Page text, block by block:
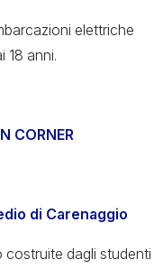
elettriche
18 anni.
CORNER
di Carenaggio
costruite dagli studenti